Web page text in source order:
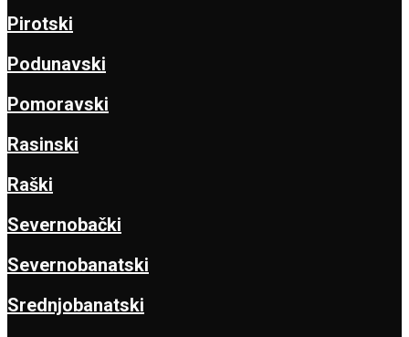
Pirotski
Podunavski
Pomoravski
Rasinski
Raški
Severnobački
Severnobanatski
Srednjobanatski